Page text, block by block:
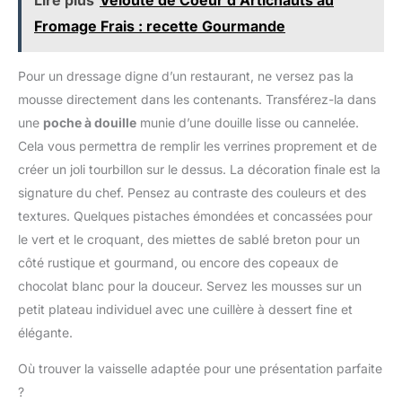
robot pour toutes vos
préparations : desserts,
avec un appareil
pratique, efficace et
élégant. Disponible en 5
couleurs modernes pour
s’adapter à votre
aliments ou des liquides.
balance de cuisine,
n'hésitez pas à nous
contacter. Nous vous
client.
cookies, des pancakes,
des pâtes à pizza, des
PRÉCISION OPTIMALE:
une balance de cuisine
pour toutes vos envies
de pâtisserie, assurant
des mesures précises à
0.5g (jusqu'à 999g) et 1g
FONCTION TARE
PRATIQUE: gagnez du
temps lors de la
préparation et du
système astucieux qui
vous permet de remettre
ingrédient, vous n'avez
Fromage Frais : recette Gourmande
Pour un dressage digne d’un restaurant, ne versez pas la
mousse directement dans les contenants. Transférez-la dans
une poche à douille munie d’une douille lisse ou cannelée.
Cela vous permettra de remplir les verrines proprement et de
créer un joli tourbillon sur le dessus. La décoration finale est la
signature du chef. Pensez au contraste des couleurs et des
textures. Quelques pistaches émondées et concassées pour
le vert et le croquant, des miettes de sablé breton pour un
côté rustique et gourmand, ou encore des copeaux de
chocolat blanc pour la douceur. Servez les mousses sur un
petit plateau individuel avec une cuillère à dessert fine et
élégante.
Où trouver la vaisselle adaptée pour une présentation parfaite
?